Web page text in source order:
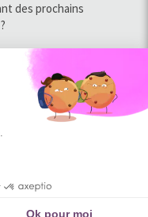
des prochains